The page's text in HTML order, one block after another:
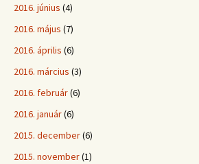
2016. június (4)
2016. május (7)
2016. április (6)
2016. március (3)
2016. február(6)
2016. január(6)
2015. december(6)
2015. november(1)